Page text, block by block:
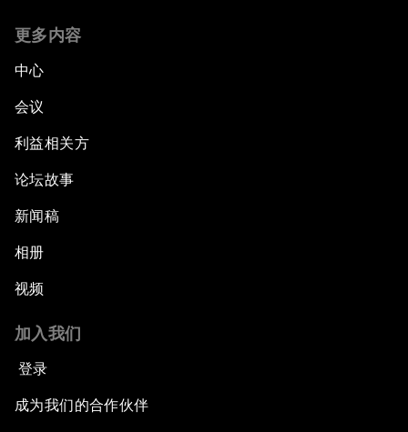
更多内容
中心
会议
利益相关方
论坛故事
新闻稿
相册
视频
加入我们
登录
成为我们的合作伙伴